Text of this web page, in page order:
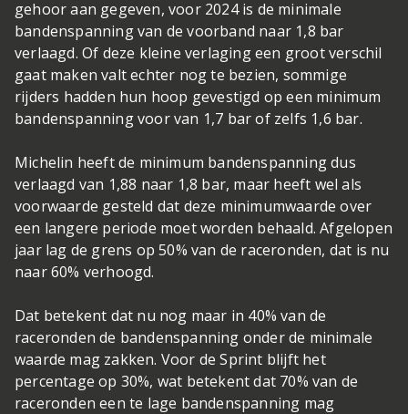
gehoor aan gegeven, voor 2024 is de minimale
bandenspanning van de voorband naar 1,8 bar
verlaagd. Of deze kleine verlaging een groot verschil
gaat maken valt echter nog te bezien, sommige
rijders hadden hun hoop gevestigd op een minimum
bandenspanning voor van 1,7 bar of zelfs 1,6 bar.
Michelin heeft de minimum bandenspanning dus
verlaagd van 1,88 naar 1,8 bar, maar heeft wel als
voorwaarde gesteld dat deze minimumwaarde over
een langere periode moet worden behaald. Afgelopen
jaar lag de grens op 50% van de raceronden, dat is nu
naar 60% verhoogd.
Dat betekent dat nu nog maar in 40% van de
raceronden de bandenspanning onder de minimale
waarde mag zakken. Voor de Sprint blijft het
percentage op 30%, wat betekent dat 70% van de
raceronden een te lage bandenspanning mag